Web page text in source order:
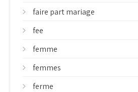
faire part mariage
fee
femme
femmes
ferme